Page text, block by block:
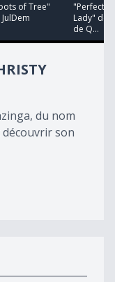
of Tree"
"Perfect
Lady" de
de Q...
du nom
son